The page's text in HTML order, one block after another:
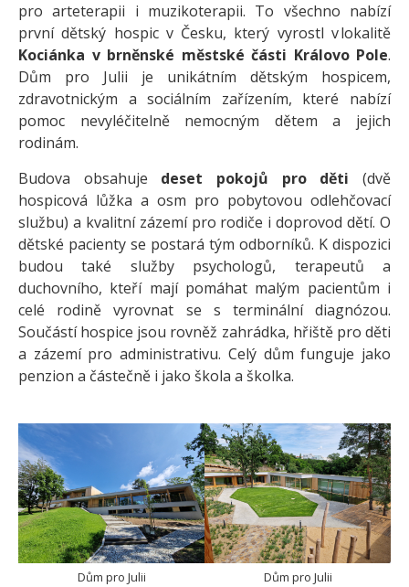
pro arteterapii i muzikoterapii. To všechno nabízí
první dětský hospic v Česku, který vyrostl v lokalitě
Kociánka v brněnské městské části Královo Pole.
Dům pro Julii je unikátním dětským hospicem,
zdravotnickým a sociálním zařízením, které nabízí
pomoc nevyléčitelně nemocným dětem a jejich
rodinám.
Budova obsahuje deset pokojů pro děti (dvě
hospicová lůžka a osm pro pobytovou odlehčovací
službu) a kvalitní zázemí pro rodiče i doprovod dětí. O
dětské pacienty se postará tým odborníků. K dispozici
budou také služby psychologů, terapeutů a
duchovního, kteří mají pomáhat malým pacientům i
celé rodině vyrovnat se s terminální diagnózou.
Součástí hospice jsou rovněž zahrádka, hřiště pro děti
a zázemí pro administrativu. Celý dům funguje jako
penzion a částečně i jako škola a školka.
Dům pro Julii Dům pro Julii